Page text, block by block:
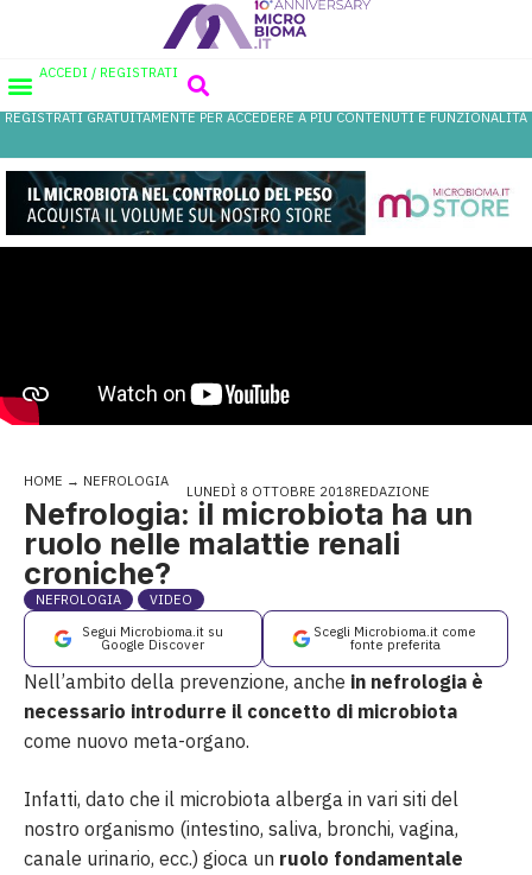
ACCEDI / REGISTRATI
REGISTRATI GRATUITAMENTE PER ACCEDERE A PIÙ CONTENUTI E FUNZIONALITÀ
HOME → NEFROLOGIA
LUNEDÌ 8 OTTOBRE 2018REDAZIONE
Nefrologia: il microbiota ha un
ruolo nelle malattie renali
croniche?
NEFROLOGIA
VIDEO
Segui Microbioma.it su
Google Discover
Scegli Microbioma.it come
fonte preferita
Nell’ambito della prevenzione, anche in nefrologia è
necessario introdurre il concetto di microbiota
come nuovo meta-organo.
Infatti, dato che il microbiota alberga in vari siti del
nostro organismo (intestino, saliva, bronchi, vagina,
canale urinario, ecc.) gioca un ruolo fondamentale